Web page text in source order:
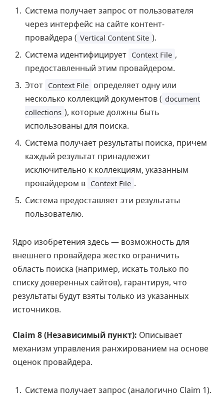
Система получает запрос от пользователя
через интерфейс на сайте контент-
провайдера ( Vertical Content Site ).
Система идентифицирует Context File ,
предоставленный этим провайдером.
Этот Context File определяет одну или
несколько коллекций документов ( document
collections ), которые должны быть
использованы для поиска.
Система получает результаты поиска, причем
каждый результат принадлежит
исключительно к коллекциям, указанным
провайдером в Context File .
Система предоставляет эти результаты
пользователю.
Ядро изобретения здесь — возможность для
внешнего провайдера жестко ограничить
область поиска (например, искать только по
списку доверенных сайтов), гарантируя, что
результаты будут взяты только из указанных
источников.
Claim 8 (Независимый пункт): Описывает
механизм управления ранжированием на основе
оценок провайдера.
Система получает запрос (аналогично Claim 1).